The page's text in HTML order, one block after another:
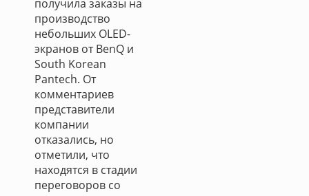
получила заказы на
производство
небольших OLED-
экранов от BenQ и
South Korean
Pantech. От
комментариев
представители
компании
отказались, но
отметили, что
находятся в стадии
переговоров со